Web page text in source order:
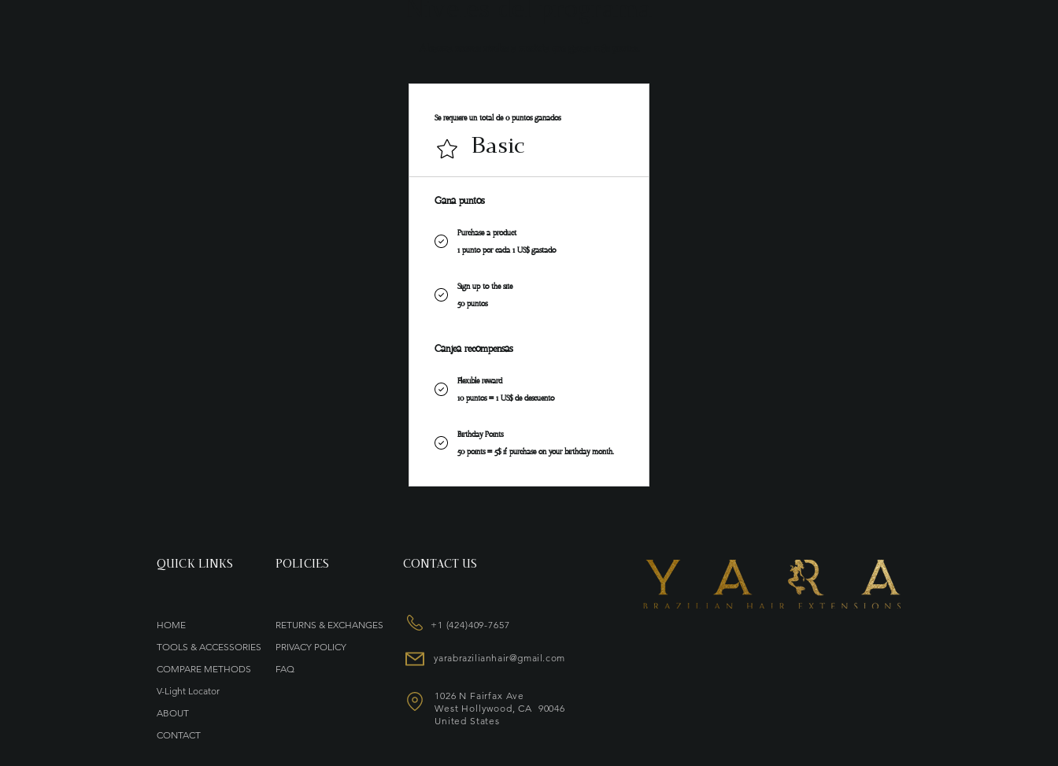
Basic
Se requiere un total de 0 puntos ganados
Gana puntos
Purchase a product
1 punto por cada 1 US$ gastado
Sign up to the site
50 puntos
Canjea recompensas
Flexible reward
10 puntos = 1 US$ de descuento
Birthday Points
50 points = 5$ if purchase on your birthday month.
QUICK LINKS POLICIES CONTACT US
HOME
TOOLS & ACCESSORIES
COMPARE METHODS
V-Light Locator
ABOUT
CONTACT
RETURNS & EXCHANGES
PRIVACY POLICY
FAQ
+1 (424)409-7657
yarabrazilianhair@gmail.com
1026 N Fairfax Ave
West Hollywood, CA 90046
United States